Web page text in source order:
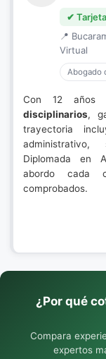
✔
📍
Virtual
Abogado
Con 12 años
disciplinarios,
trayectoria
Diplomada en
abordo cada
comprobados.
¿Por qué
Compara
expertos